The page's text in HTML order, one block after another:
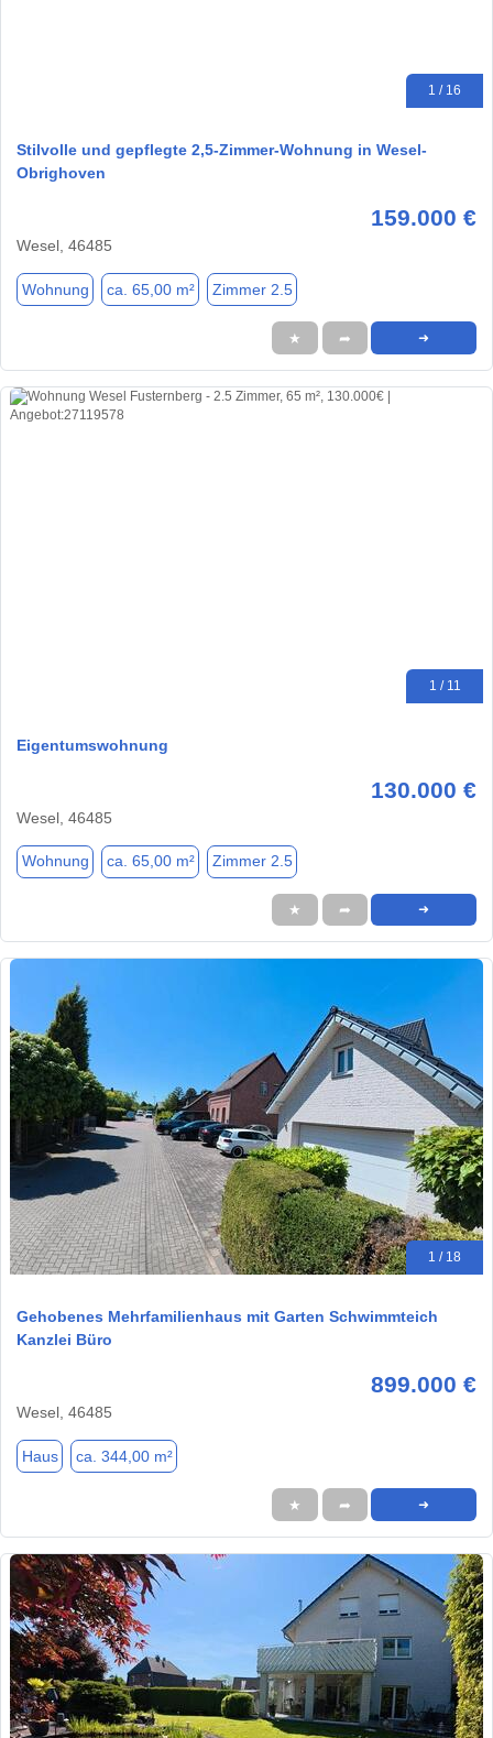
1 / 16
Stilvolle und gepflegte 2,5-Zimmer-Wohnung in Wesel-
Obrighoven
159.000 €
Wesel, 46485
Wohnung ca. 65,00 m² Zimmer 2.5
★ ➦ ➜
1 / 11
Eigentumswohnung
130.000 €
Wesel, 46485
Wohnung ca. 65,00 m² Zimmer 2.5
★ ➦ ➜
1 / 18
Gehobenes Mehrfamilienhaus mit Garten Schwimmteich
Kanzlei Büro
899.000 €
Wesel, 46485
Haus ca. 344,00 m²
★ ➦ ➜